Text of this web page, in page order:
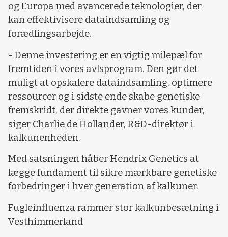
og Europa med avancerede teknologier, der
kan effektivisere dataindsamling og
forædlingsarbejde.
- Denne investering er en vigtig milepæl for
fremtiden i vores avlsprogram. Den gør det
muligt at opskalere dataindsamling, optimere
ressourcer og i sidste ende skabe genetiske
fremskridt, der direkte gavner vores kunder,
siger Charlie de Hollander, R&D-direktør i
kalkunenheden.
Med satsningen håber Hendrix Genetics at
lægge fundament til sikre mærkbare genetiske
forbedringer i hver generation af kalkuner.
Fugleinfluenza rammer stor kalkunbesætning i
Vesthimmerland